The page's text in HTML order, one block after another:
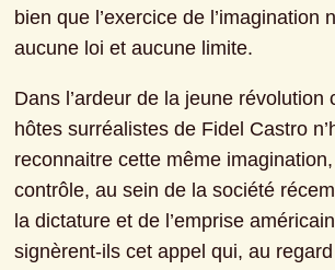
bien que l’exercice de l’imagination
aucune loi et aucune limite.
Dans l’ardeur de la jeune révolution
hôtes surréalistes de Fidel Castro
reconnaitre cette même
contrôle, au sein de la société
la dictature et de l’emprise
signèrent-ils cet appel qui, au regard